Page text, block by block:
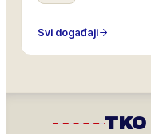
Svi događaji
TKO